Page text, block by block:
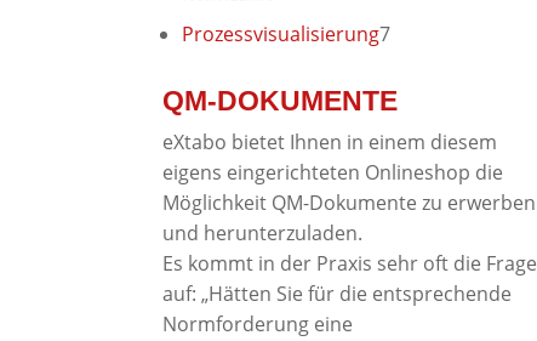
Produkte
Prozessvisualisierung77
QM-DOKUMENTE
eXtabo bietet Ihnen in einem diesem
eigens eingerichteten Onlineshop die
Möglichkeit QM-Dokumente zu erwerben
und herunterzuladen.
Es kommt in der Praxis sehr oft die Frage
auf: „Hätten Sie für die entsprechende
Normforderung eine